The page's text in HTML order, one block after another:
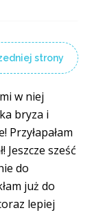
strony
w niej
bryza i
Przyłapałam
Jeszcze sześć
do
już do
lepiej